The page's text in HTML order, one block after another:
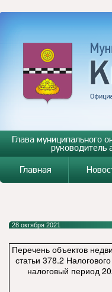
Глава муниципального
руководитель
Главная
28 октября 2021
Перечень объектов
статьи 378.2
налоговый период